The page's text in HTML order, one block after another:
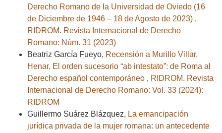
Derecho Romano de la Universidad de Oviedo (16
de Diciembre de 1946 – 18 de Agosto de 2023) ,
RIDROM. Revista Internacional de Derecho
Romano: Núm. 31 (2023)
Beatriz García Fueyo, Recensión a Murillo Villar,
Henar, El orden sucesorio “ab intestato”: de Roma al
Derecho español contemporáneo , RIDROM. Revista
Internacional de Derecho Romano: Vol. 33 (2024):
RIDROM
Guillermo Suárez Blázquez, La emancipación
jurídica privada de la mujer romana: un antecedente